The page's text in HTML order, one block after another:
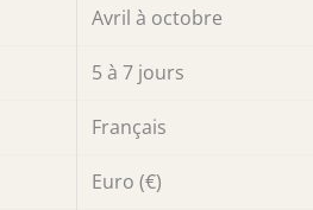
Avril à octobre
5 à 7 jours
Français
Euro (€)